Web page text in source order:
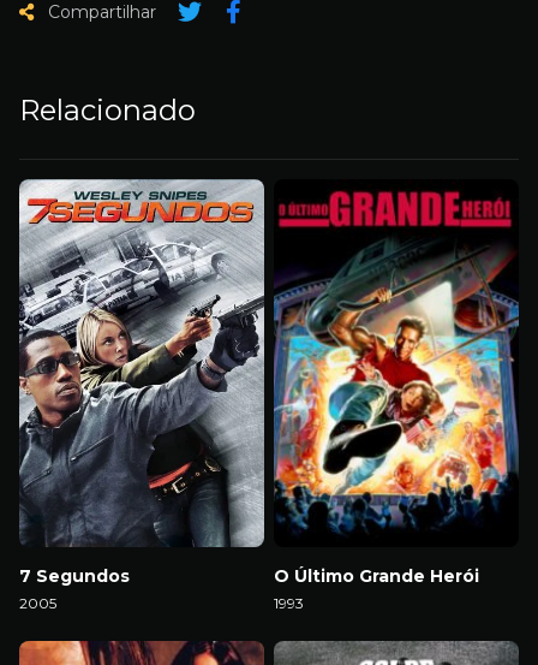
Compartilhar
Relacionado
7 Segundos
2005
O Último Grande Herói
1993